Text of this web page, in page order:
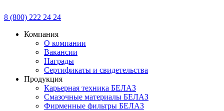
8 (800) 222 24 24
Компания
О компании
Вакансии
Награды
Сертификаты и свидетельства
Продукция
Карьерная техника БЕЛАЗ
Смазочные материалы БЕЛАЗ
Фирменные фильтры БЕЛАЗ